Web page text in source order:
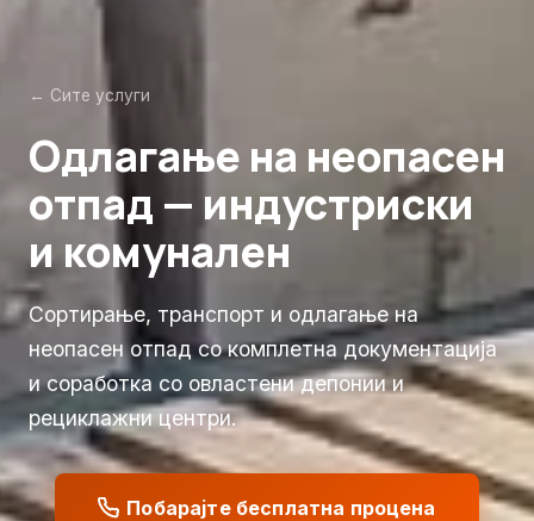
← Сите услуги
Одлагање на неопасен
отпад — индустриски
и комунален
Сортирање, транспорт и одлагање на
неопасен отпад со комплетна документација
и соработка со овластени депонии и
рециклажни центри.
Побарајте бесплатна процена